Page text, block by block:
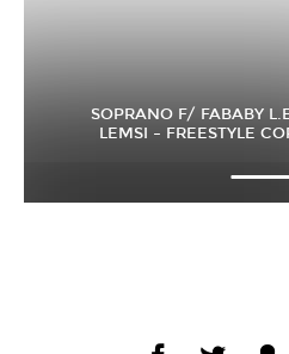
SOPRANO F/ FABABY
LEMSI – FREESTYLE